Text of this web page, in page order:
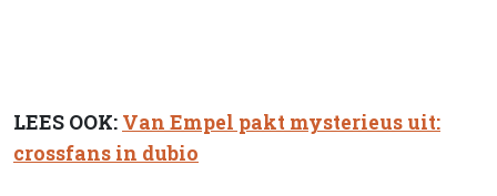
LEES OOK: Van Empel pakt mysterieus uit:
crossfans in dubio